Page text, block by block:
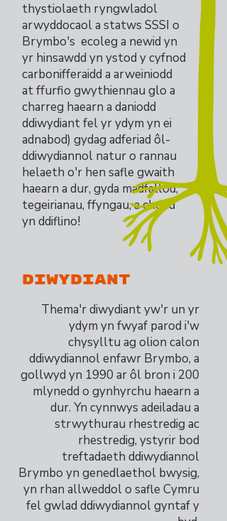
thystiolaeth ryngwladol
arwyddocaol a statws SSSI o
Brymbo's ecoleg a newid yn
yr hinsawdd yn ystod y cyfnod
carbonifferaidd a arweiniodd
at ffurfio gwythiennau glo a
charreg haearn a daniodd
ddiwydiant fel yr ydym yn ei
adnabod) gydag adferiad ôl-
ddiwydiannol natur o rannau
helaeth o'r hen safle gwaith
haearn a dur, gyda madfallod,
tegeirianau, ffyngau, a choed
yn ddiflino!
Diwydiant
Thema'r diwydiant yw'r un yr
ydym yn fwyaf parod i'w
chysylltu ag olion calon
ddiwydiannol enfawr Brymbo, a
gollwyd yn 1990 ar ôl bron i 200
mlynedd o gynhyrchu haearn a
dur. Yn cynnwys adeiladau a
strwythurau rhestredig ac
rhestredig, ystyrir bod
treftadaeth ddiwydiannol
Brymbo yn genedlaethol bwysig,
yn rhan allweddol o safle Cymru
fel gwlad ddiwydiannol gyntaf y